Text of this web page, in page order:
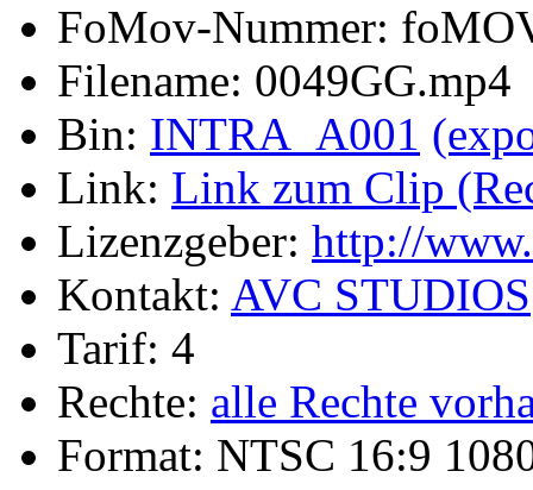
FoMov-Nummer:
Filename: 0049GG.mp4
Bin: INTRA_A001
Link: Link zum Clip
Lizenzgeber: http://
Kontakt: AVC STUDIOS
Tarif: 4
Rechte: alle Rechte
Format: NTSC 16:9